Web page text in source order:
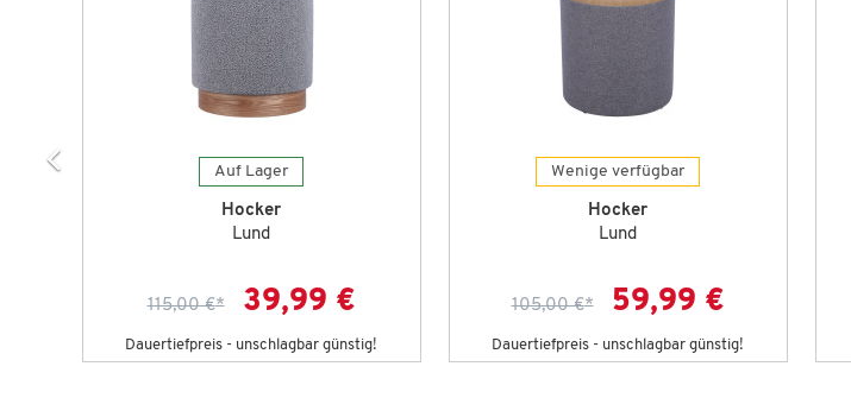
Auf Lager
Hocker
Lund
115,00 €* 39,99 €
Dauertiefpreis - unschlagbar günstig!
Wenige verfügbar
Hocker
Lund
105,00 €* 59,99 €
Dauertiefpreis - unschlagbar günstig!